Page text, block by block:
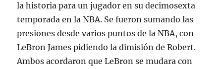
la historia para un jugador en su decimosexta
temporada en la NBA. Se fueron sumando las
presiones desde varios puntos de la NBA, con
LeBron James pidiendo la dimisión de Robert.
Ambos acordaron que LeBron se mudara con